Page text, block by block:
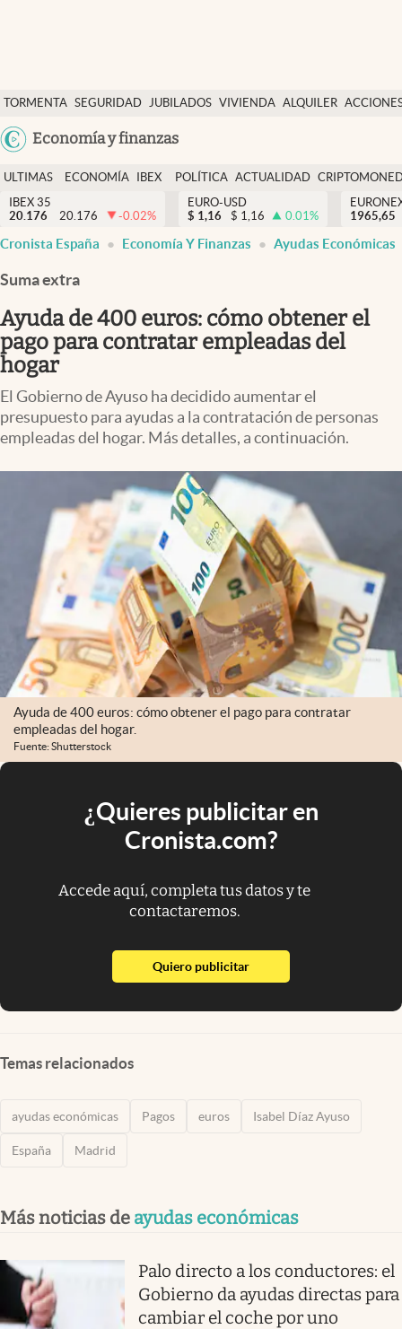
TORMENTA SEGURIDAD JUBILADOS VIVIENDA ALQUILER
USA
Colombia
Economía y finanzas
Economía y finanzas
Política
Actualidad
Criptomonedas
España
ULTIMAS
NOTICIAS
ECONOMÍA
FINANZAS
IBEX
EURO
POLÍTICA ACTUALIDAD
IBEX 35
20.176
20.176 -0.02%
EURO-USD
$ 1,16 $ 1,16 0.01%
1965,65
Cronista España Economía Y Finanzas Ayudas Económicas
Suma extra
Ayuda de 400 euros: cómo obtener el
pago para contratar empleadas del
hogar
El Gobierno de Ayuso ha decidido aumentar el
presupuesto para ayudas a la contratación de personas
empleadas del hogar. Más detalles, a continuación.
Ayuda de 400 euros: cómo obtener el pago para contratar
empleadas del hogar.
Fuente: Shutterstock
¿Quieres publicitar en
Cronista.com?
Accede aquí, completa tus datos y te
contactaremos.
Quiero publicitarabre en nueva pestaña
Temas relacionados
ayudas económicas Pagos euros Isabel Díaz Ayuso
España Madrid
Más noticias de ayudas económicas
Palo directo a los conductores: el
Gobierno da ayudas directas para
cambiar el coche por uno